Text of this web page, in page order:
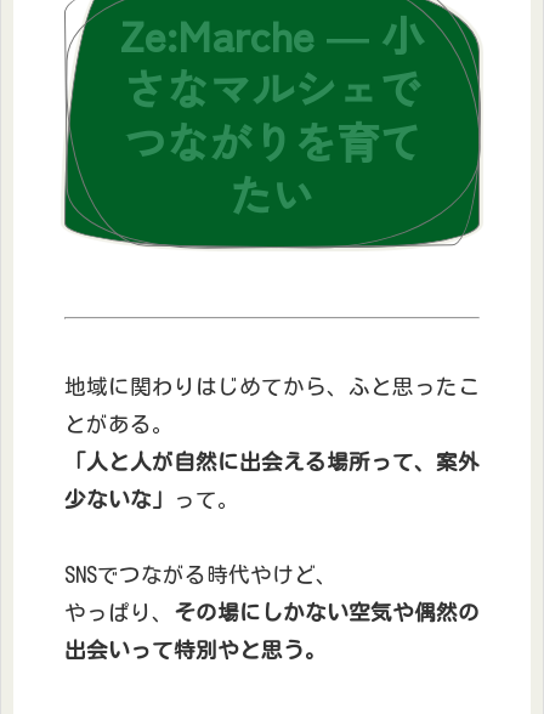
Ze:Marche ― 小
さなマルシェで
つながりを育て
たい
地域に関わりはじめてから、ふと思ったこ
とがある。
「人と人が自然に出会える場所って、案外
少ないな」
って。
SNSでつながる時代やけど、
やっぱり、 その場にしかない空気や偶然の
出会いって特別やと思う。